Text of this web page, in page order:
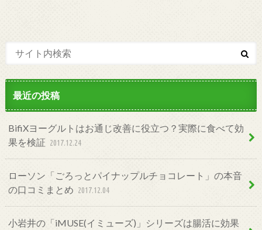
最近の投稿
BifiXヨーグルトはお通じ改善に役立つ？実際に食べて効
果を検証 2017.12.24
ローソン「ごろっとパイナップルチョコレート」の本音
の口コミまとめ 2017.12.04
小岩井の「iMUSE(イミューズ)」シリーズは腸活に効果